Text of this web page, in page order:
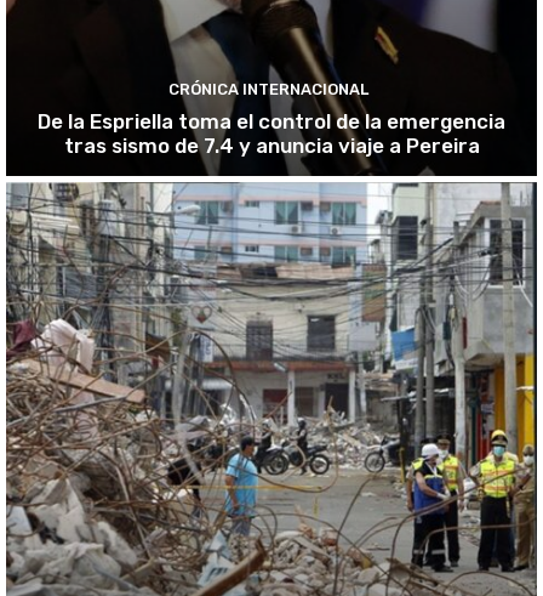
CRÓNICA INTERNACIONAL
De la Espriella toma el control de la emergencia
tras sismo de 7.4 y anuncia viaje a Pereira